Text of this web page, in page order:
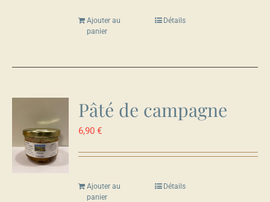
Ajouter au
panier
Détails
Pâté de campagne
6,90€
Ajouter au
panier
Détails